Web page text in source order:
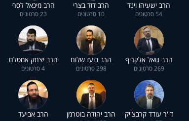
הרב ישעיהו וינד
54 סרטונים
הרב דוד בצרי
10 סרטונים
הרב מיכאל לסרי
23 סרטונים
הרב גואל אלקריף
269 סרטונים
הרב בועז שלום
298 סרטונים
הרב יצחק אמסלם
4 סרטונים
ד''ר עודד קרבצ'יק הרב יהודה בוטרמן
הרב אביעד